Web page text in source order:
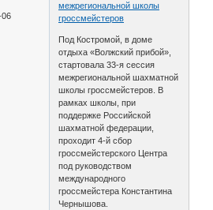
06
межрегиональной школы
гроссмейстеров
Под Костромой, в доме
отдыха «Волжский прибой»,
стартовала 33-я сессия
межрегиональной шахматной
школы гроссмейстеров. В
рамках школы, при
поддержке Российской
шахматной федерации,
проходит 4-й сбор
гроссмейстерского Центра
под руководством
международного
гроссмейстера Константина
Чернышова.